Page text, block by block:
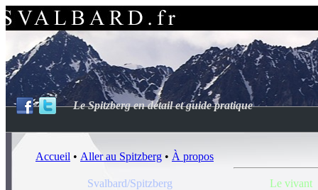
Le Spitzberg en détail et guide pratique
Accueil • Aller au Spitzberg • À propos
Svalbard/Spitzberg Le vivant